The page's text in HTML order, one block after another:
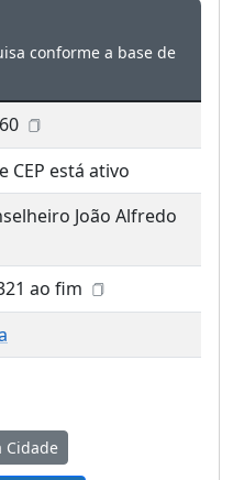
conforme a base de
CEP está ativo
João Alfredo
ao fim
Cidade